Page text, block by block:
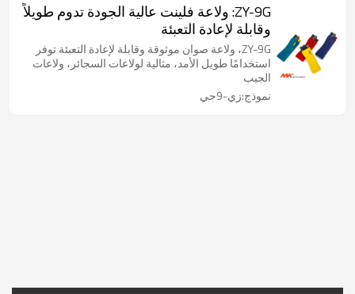
ZY-9G: ولاعة فلينت عالية الجودة تدوم طويلاً
وقابلة لإعادة التعبئة
ZY-9G، ولاعة صوان موثوقة وقابلة لإعادة التعبئة توفر
استخدامًا طويل الأمد، مثالية لولاعات السجائر، ولاعات
الجيب
نموذج:زي-9جي